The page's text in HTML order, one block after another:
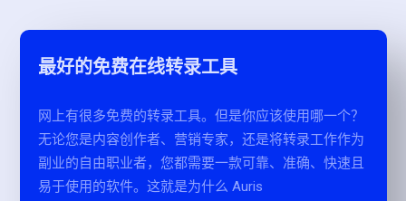
最好的免费在线转录工具
网上有很多免费的转录工具。但是你应该使用哪一个？
无论您是内容创作者、营销专家，还是将转录工作作为
副业的自由职业者，您都需要一款可靠、准确、快速且
易于使用的软件。这就是为什么 Auris